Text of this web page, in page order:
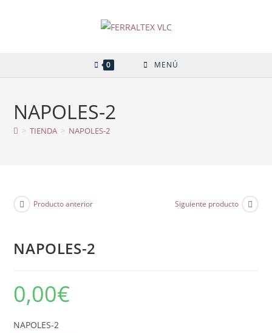
0 MENÚ
NAPOLES-2
> TIENDA > NAPOLES-2
Producto anterior Siguiente producto
NAPOLES-2
0,00€
NAPOLES-2